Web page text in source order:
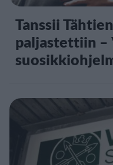
Tanssii
paljastettiin –